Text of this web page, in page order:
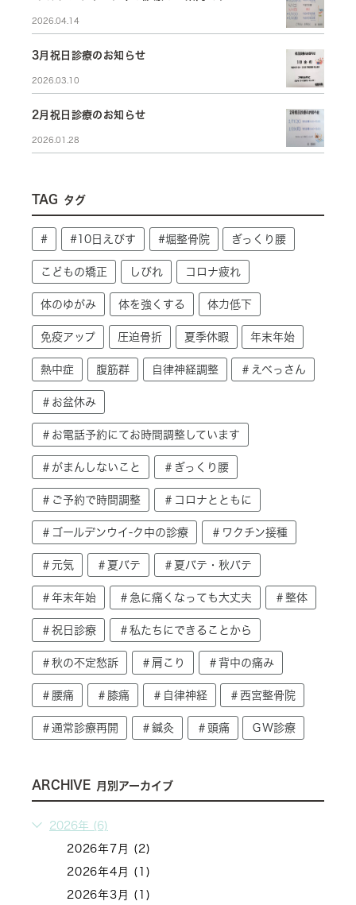
2026.04.14
3月祝日診療のお知らせ
2026.03.10
2月祝日診療のお知らせ
2026.01.28
TAG タグ
# #10日えびす #堀整骨院 ぎっくり腰
こどもの矯正 しびれ コロナ疲れ
体のゆがみ 体を強くする 体力低下
免疫アップ 圧迫骨折 夏季休暇 年末年始
熱中症 腹筋群 自律神経調整 ＃えべっさん
＃お盆休み
＃お電話予約にてお時間調整しています
＃がまんしないこと ＃ぎっくり腰
＃ご予約で時間調整 ＃コロナとともに
＃ゴールデンウイ-ク中の診療 ＃ワクチン接種
＃元気 ＃夏バテ ＃夏バテ・秋バテ
＃年末年始 ＃急に痛くなっても大丈夫 ＃整体
＃祝日診療 ＃私たちにできることから
＃秋の不定愁訴 ＃肩こり ＃背中の痛み
＃腰痛 ＃膝痛 ＃自律神経 ＃西宮整骨院
＃通常診療再開 ＃鍼灸 ＃頭痛 ＧＷ診療
ARCHIVE 月別アーカイブ
2026年 (6)
2026年7月 (2)
2026年4月 (1)
2026年3月 (1)